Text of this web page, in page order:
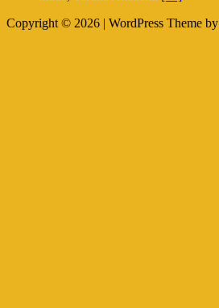
Copyright © 2026 | WordPress Theme by